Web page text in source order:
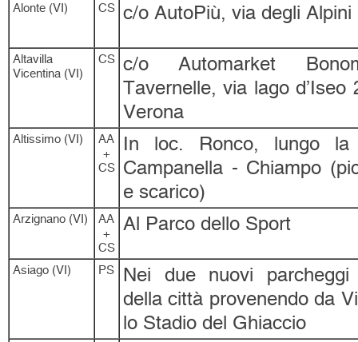
Alonte (VI) CS c/o AutoPiù, via degli Alpini
Altavilla
Vicentina (VI)
CS c/o Automarket
Tavernelle, via lago d’Iseo
Verona
Altissimo (VI)
AA
+
CS
In loc. Ronco, lungo la
Campanella - Chiampo
e scarico)
Arzignano (VI)
AA
+
CS
Al Parco dello Sport
Asiago (VI) PS
Nei due nuovi parcheggi
della città provenendo da
lo Stadio del Ghiaccio